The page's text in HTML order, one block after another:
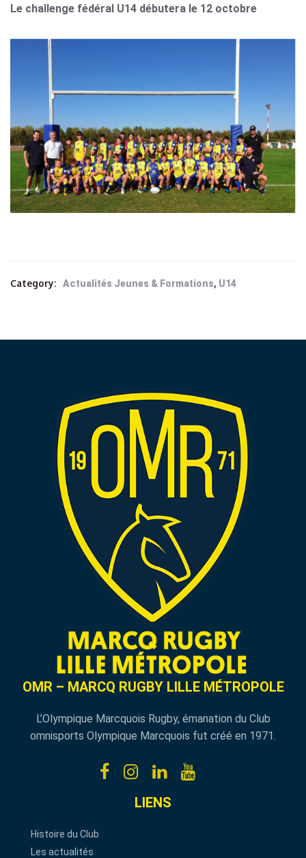
Le challenge fédéral U14 débutera le 12 octobre
Category: Actualités Jeunes & Formations, U14
OMR – MARCQ RUGBY LILLE MÉTROPOLE
L’Olympique Marcquois Rugby, émanation du Club
omnisports Olympique Marcquois fut créé en 1971.
LIENS
Histoire du Club
Les actualités